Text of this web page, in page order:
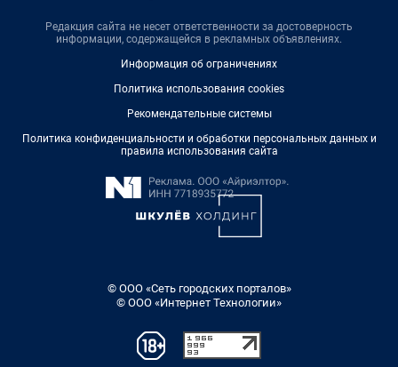
Редакция сайта не несет ответственности за достоверность
информации, содержащейся в рекламных объявлениях.
Информация об ограничениях
Политика использования cookies
Рекомендательные системы
Политика конфиденциальности и обработки персональных данных и
правила использования сайта
© ООО «Сеть городских порталов»
© ООО «Интернет Технологии»